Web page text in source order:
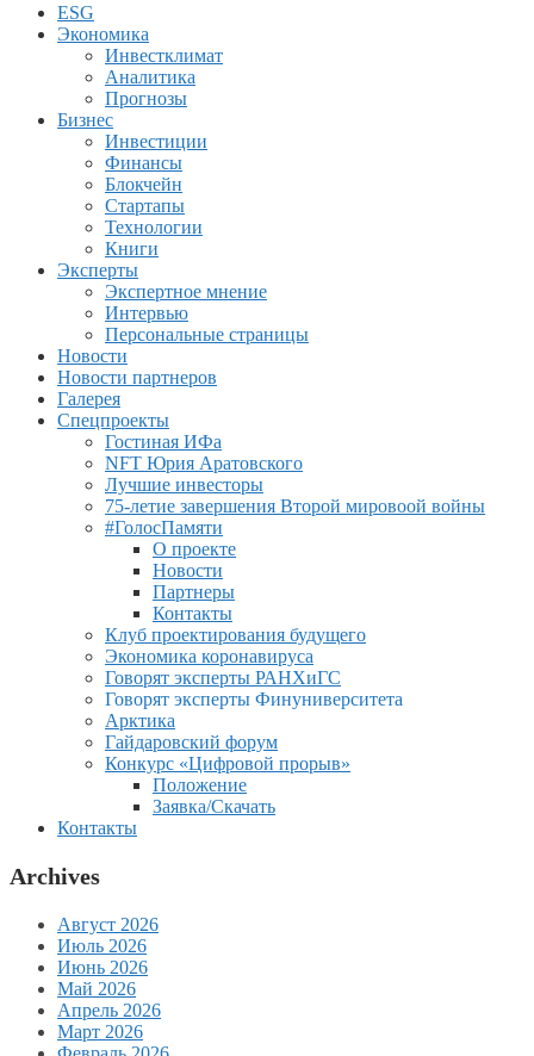
ESG
Экономика
Инвестклимат
Аналитика
Прогнозы
Бизнес
Инвестиции
Финансы
Блокчейн
Стартапы
Технологии
Книги
Эксперты
Экспертное мнение
Интервью
Персональные страницы
Новости
Новости партнеров
Галерея
Спецпроекты
Гостиная ИФа
NFT Юрия Аратовского
Лучшие инвесторы
75-летие завершения Второй мировоой войны
#ГолосПамяти
О проекте
Новости
Партнеры
Контакты
Клуб проектирования будущего
Экономика коронавируса
Говорят эксперты РАНХиГС
Говорят эксперты Финуниверситета
Арктика
Гайдаровский форум
Конкурс «Цифровой прорыв»
Положение
Заявка/Скачать
Контакты
Archives
Август 2026
Июль 2026
Июнь 2026
Май 2026
Апрель 2026
Март 2026